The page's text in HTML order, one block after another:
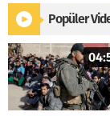
Popüler